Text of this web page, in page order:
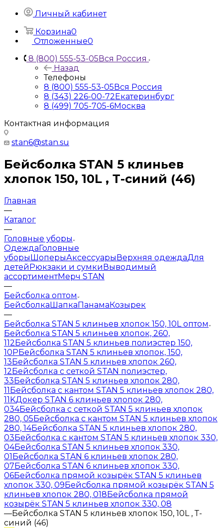
Личный кабинет
Корзина0
Отложенные0
8 (800) 555-53-05Вся Россия
Назад
Телефоны
8 (800) 555-53-05Вся Россия
8 (343) 226-00-72Екатеринбург
8 (499) 705-705-6Москва
Контактная информация
stan6@stan.su
Бейсболка STAN 5 клиньев
хлопок 150, 10L , Т-синий (46)
Главная
—
Каталог
—
Головные уборы
ОдеждаГоловные
уборыШоперыАксессуарыВерхняя одеждаДля
детейРюкзаки и сумкиВыводимый
ассортиментМерч STAN
—
Бейсболка оптом
БейсболкаШапкаПанамаКозырек
—
Бейсболка STAN 5 клиньев хлопок 150, 10L оптом
Бейсболка STAN 5 клиньев хлопок, 260,
112Бейсболка STAN 5 клиньев полиэстер 150,
10PБейсболка STAN 5 клиньев хлопок, 150,
13Бейсболка STAN 5 клиньев хлопок 260,
12Бейсболка с сеткой STAN полиэстер,
33Бейсболка STAN 5 клиньев хлопок 280,
11Бейсболка с кантом STAN 5 клиньев хлопок 280,
11KДокер STAN 6 клиньев хлопок 280,
034Бейсболка с сеткой STAN 5 клиньев хлопок
280, 05Бейсболка с кантом STAN 5 клиньев хлопок
280, 14Бейсболка STAN 5 клиньев хлопок 280,
03Бейсболка с кантом STAN 5 клиньев хлопок 330,
04Бейсболка STAN 5 клиньев хлопок 330,
01Бейсболка STAN 6 клиньев хлопок 280,
07Бейсболка STAN 6 клиньев хлопок 330,
06Бейсболка прямой козырёк STAN 5 клиньев
хлопок 330, 09Бейсболка прямой козырёк STAN 5
клиньев хлопок 280, 018Бейсболка прямой
козырёк STAN 5 клиньев хлопок 330, 08
—Бейсболка STAN 5 клиньев хлопок 150, 10L , Т-
синий (46)